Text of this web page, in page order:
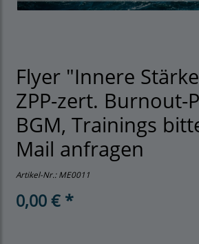
Flyer "Innere
ZPP-zert. Burnout-
BGM, Trainings
Mail anfragen
Artikel-Nr.:ME0011
0,00 € *